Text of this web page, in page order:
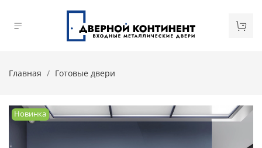
Главная Готовые двери
Новинка